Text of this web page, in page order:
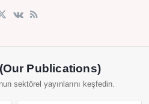
(Our Publications)
sektörel yayınlarını keşfedin.